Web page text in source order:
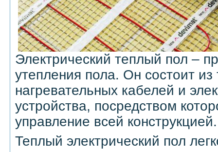
Электрический теплый пол –
утепления пола. Он состоит из
нагревательных кабелей и
устройства, посредством
управление всей конструкцией.
Теплый электрический пол